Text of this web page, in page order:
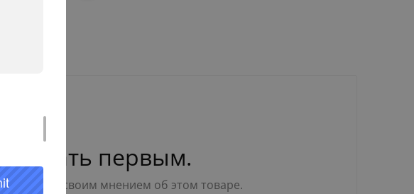
стать первым.
своим мнением об этом товаре.